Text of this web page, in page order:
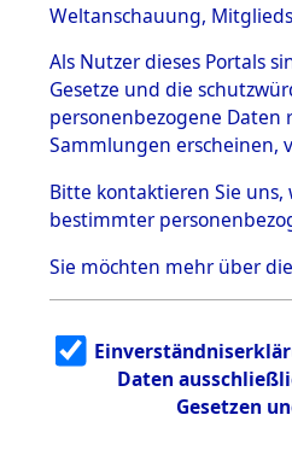
1.2.9 Beim ITS
Effekten
1.2.9.1
Effekten aus
dem KZ
Dachau
1.2.9.2
Effekten aus
dem KZ
Bayerisches
1.2.9.3
Effekten aus
dem KZ
Neuengamm
Weltanschauung,
Als Nutzer dieses Portals
Gesetze und die
personenbezogene
Sammlungen erscheinen,
Bitte kontaktieren Sie
bestimmter
Sie möchten mehr über
Daten
Gesetzen